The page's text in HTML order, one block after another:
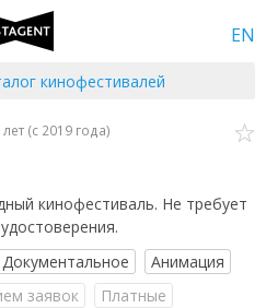
EN
кинофестивалей
(c 2019 года)
кинофестиваль. Не требует
Документальное
Анимация
заявок
Платные